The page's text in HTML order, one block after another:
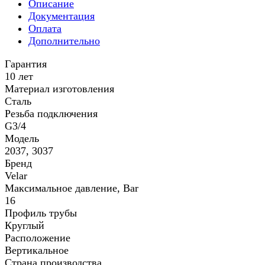
Описание
Документация
Оплата
Дополнительно
Гарантия
10 лет
Материал изготовления
Сталь
Резьба подключения
G3/4
Модель
2037, 3037
Бренд
Velar
Максимальное давление, Bar
16
Профиль трубы
Круглый
Расположение
Вертикальное